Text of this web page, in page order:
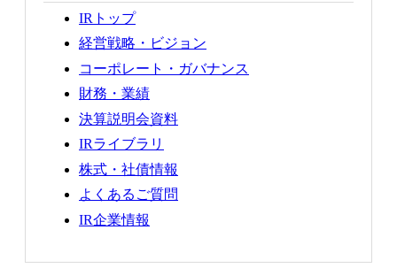
IRトップ
経営戦略・ビジョン
コーポレート・ガバナンス
財務・業績
決算説明会資料
IRライブラリ
株式・社債情報
よくあるご質問
IR企業情報